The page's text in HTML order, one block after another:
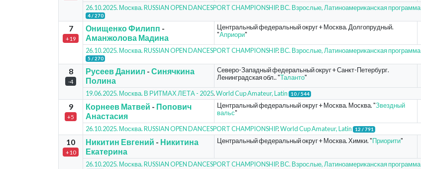
26.10.2025. Москва. RUSSIAN OPEN DANCESPORT CHAMPIONSHIP. ВС. Взрослые, Латиноамериканская программа
4 / 270
7
+19
Онищенко Филипп -
Аманжолова Мадина
Центральный федеральный округ + Москва. Долгопрудный.
"Априори"
26.10.2025. Москва. RUSSIAN OPEN DANCESPORT CHAMPIONSHIP. ВС. Взрослые, Латиноамериканская программа
5 / 270
8
-4
Русеев Даниил - Синячкина
Полина
Северо-Западный федеральный округ + Санкт-Петербург.
Ленинградская обл.. "Таланто"
19.06.2025. Москва. В РИТМАХ ЛЕТА - 2025.World Cup Amateur, Latin 10 / 544
9
+5
Корнеев Матвей - Попович
Анастасия
Центральный федеральный округ + Москва. Москва. "Звездный
вальс"
26.10.2025. Москва. RUSSIAN OPEN DANCESPORT CHAMPIONSHIP.World Cup Amateur, Latin 12 / 791
10
+10
Никитин Евгений - Никитина
Екатерина
Центральный федеральный округ + Москва. Химки. "Приорити"
26.10.2025. Москва. RUSSIAN OPEN DANCESPORT CHAMPIONSHIP. ВС. Взрослые, Латиноамериканская программа